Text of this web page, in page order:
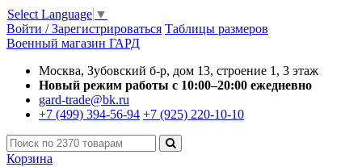
Select Language ▼
Войти / Зарегистрироваться Таблицы размеров
Военный магазин ГАРД
Москва, Зубовский б-р, дом 13, строение 1, 3 этаж
Новый режим работы с 10:00–20:00 ежедневно
gard-trade@bk.ru
+7 (499) 394-56-94 +7 (925) 220-10-10
Корзина